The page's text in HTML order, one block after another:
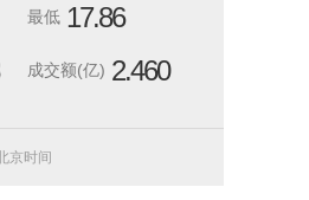
最低 17.86
成交额(亿) 2.460
京时间